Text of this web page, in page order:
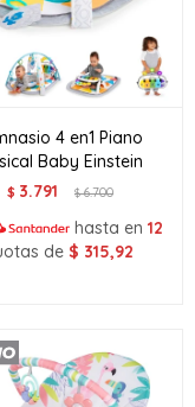
4 en1 Piano
Baby Einstein
$ 3.791 $6.700
hasta en 12
de $ 315,92